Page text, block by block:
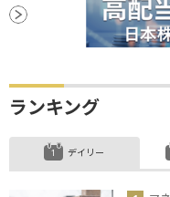
ランキング
デイリー